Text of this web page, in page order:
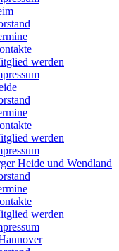
werden
werden
Heide und Wendland
werden